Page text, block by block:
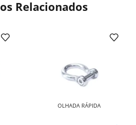
Relacionados
OLHADA RÁPIDA